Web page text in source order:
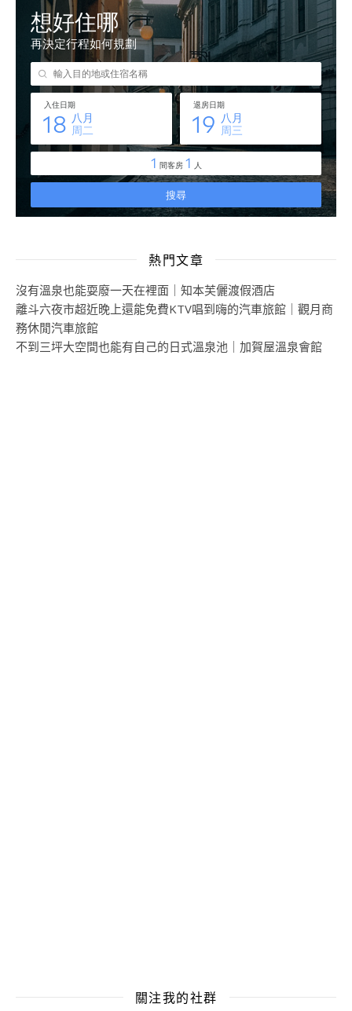
熱門文章
沒有溫泉也能耍廢一天在裡面｜知本芙儷渡假酒店
離斗六夜市超近晚上還能免費KTV唱到嗨的汽車旅館｜觀月商
務休閒汽車旅館
不到三坪大空間也能有自己的日式溫泉池｜加賀屋溫泉會館
關注我的社群